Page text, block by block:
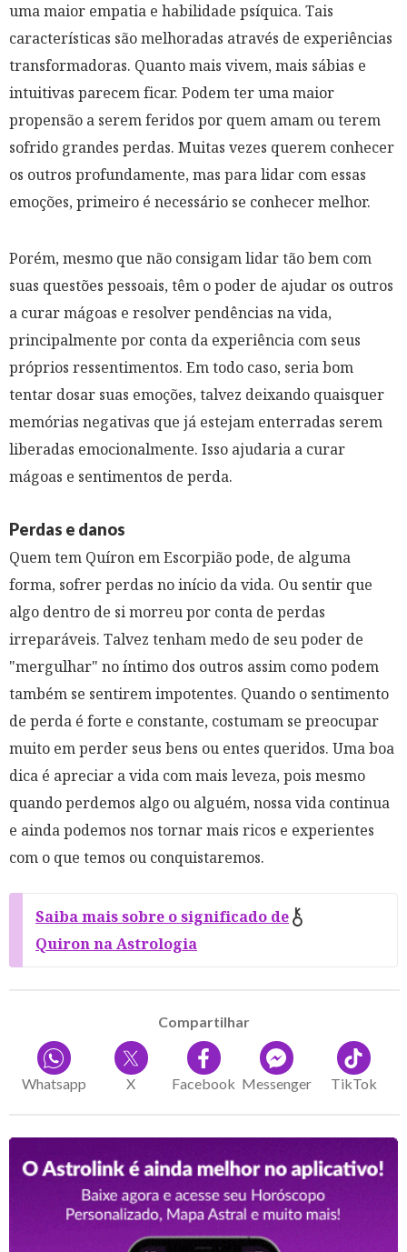
uma maior empatia e habilidade psíquica. Tais
características são melhoradas através de experiências
transformadoras. Quanto mais vivem, mais sábias e
intuitivas parecem ficar. Podem ter uma maior
propensão a serem feridos por quem amam ou terem
sofrido grandes perdas. Muitas vezes querem conhecer
os outros profundamente, mas para lidar com essas
emoções, primeiro é necessário se conhecer melhor.
Porém, mesmo que não consigam lidar tão bem com
suas questões pessoais, têm o poder de ajudar os outros
a curar mágoas e resolver pendências na vida,
principalmente por conta da experiência com seus
próprios ressentimentos. Em todo caso, seria bom
tentar dosar suas emoções, talvez deixando quaisquer
memórias negativas que já estejam enterradas serem
liberadas emocionalmente. Isso ajudaria a curar
mágoas e sentimentos de perda.
Perdas e danos
Quem tem Quíron em Escorpião pode, de alguma
forma, sofrer perdas no início da vida. Ou sentir que
algo dentro de si morreu por conta de perdas
irreparáveis. Talvez tenham medo de seu poder de
"mergulhar" no íntimo dos outros assim como podem
também se sentirem impotentes. Quando o sentimento
de perda é forte e constante, costumam se preocupar
muito em perder seus bens ou entes queridos. Uma boa
dica é apreciar a vida com mais leveza, pois mesmo
quando perdemos algo ou alguém, nossa vida continua
e ainda podemos nos tornar mais ricos e experientes
com o que temos ou conquistaremos.
Saiba mais sobre o significado de
Quiron na Astrologia
Compartilhar
Whatsapp X Facebook Messenger TikTok